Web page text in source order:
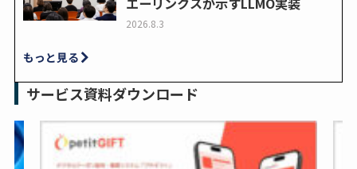
2026.8.3
もっと見る
サービス資料ダウンロード